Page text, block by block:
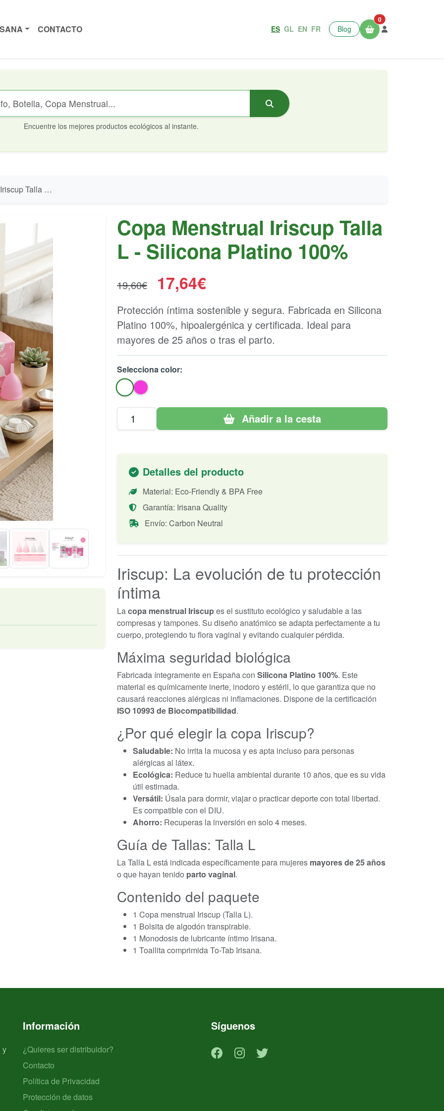
CONTACTO ES GL EN FR Blog
0
Encuentre los mejores productos ecológicos al instante.
Platino 100%
Copa Menstrual Iriscup Talla
L - Silicona Platino 100%
19,60€ 17,64€
Protección íntima sostenible y segura. Fabricada en Silicona
Platino 100%, hipoalergénica y certificada. Ideal para
mayores de 25 años o tras el parto.
Selecciona color:
Añadir a la cesta
Detalles del producto
Material: Eco-Friendly & BPA Free
Garantía: Irisana Quality
Envío: Carbon Neutral
Iriscup: La evolución de tu protección
íntima
Lacopa menstrual Iriscupes el sustituto ecológico y saludable a las
compresas y tampones. Su diseño anatómico se adapta perfectamente a tu
cuerpo, protegiendo tu flora vaginal y evitando cualquier pérdida.
Máxima seguridad biológica
Fabricada íntegramente en España con Silicona Platino 100%. Este
material es químicamente inerte, inodoro y estéril, lo que garantiza que no
causará reacciones alérgicas ni inflamaciones. Dispone de la certificación
ISO 10993 de Biocompatibilidad.
¿Por qué elegir la copa Iriscup?
Saludable: No irrita la mucosa y es apta incluso para personas
alérgicas al látex.
Ecológica: Reduce tu huella ambiental durante 10 años, que es su vida
útil estimada.
Versátil: Úsala para dormir, viajar o practicar deporte con total libertad.
Es compatible con el DIU.
Ahorro: Recuperas la inversión en solo 4 meses.
Guía de Tallas: Talla L
La Talla L está indicada específicamente para mujeres mayores de 25 años
o que hayan tenido parto vaginal.
Contenido del paquete
1 Copa menstrual Iriscup (Talla L).
1 Bolsita de algodón transpirable.
1 Monodosis de lubricante íntimo Irisana.
1 Toallita comprimida To-Tab Irisana.
y
Información
¿Quieres ser distribuidor?
Contacto
Política de Privacidad
Protección de datos
Síguenos